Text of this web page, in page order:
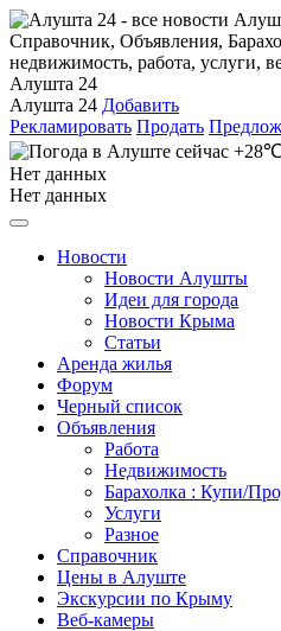
Алушта 24
Алушта 24 Добавить
Рекламировать Продать
+28℃
Нет данных
Нет данных
Новости
Новости Алушты
Идеи для города
Новости Крыма
Статьи
Аренда жилья
Форум
Черный список
Объявления
Работа
Недвижимость
Барахолка : Купи/
Услуги
Разное
Справочник
Цены в Алуште
Экскурсии по Крыму
Веб-камеры